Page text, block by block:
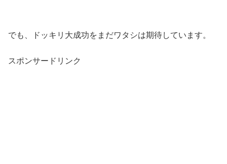
でも、ドッキリ大成功をまだワタシは期待しています。
スポンサードリンク